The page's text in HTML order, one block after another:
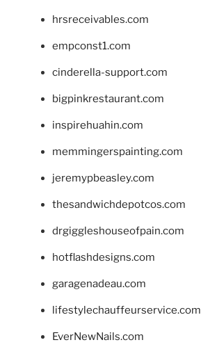
hrsreceivables.com
empconst1.com
cinderella-support.com
bigpinkrestaurant.com
inspirehuahin.com
memmingerspainting.com
jeremypbeasley.com
thesandwichdepotcos.com
drgiggleshouseofpain.com
hotflashdesigns.com
garagenadeau.com
lifestylechauffeurservice.com
EverNewNails.com